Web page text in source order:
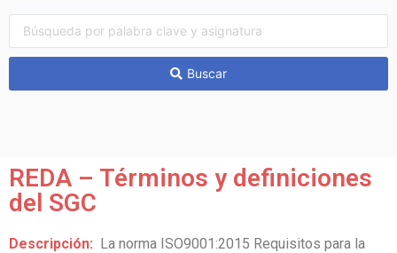
Buscar
REDA – Términos y definiciones
del SGC
Descripción: La norma ISO9001:2015 Requisitos para la